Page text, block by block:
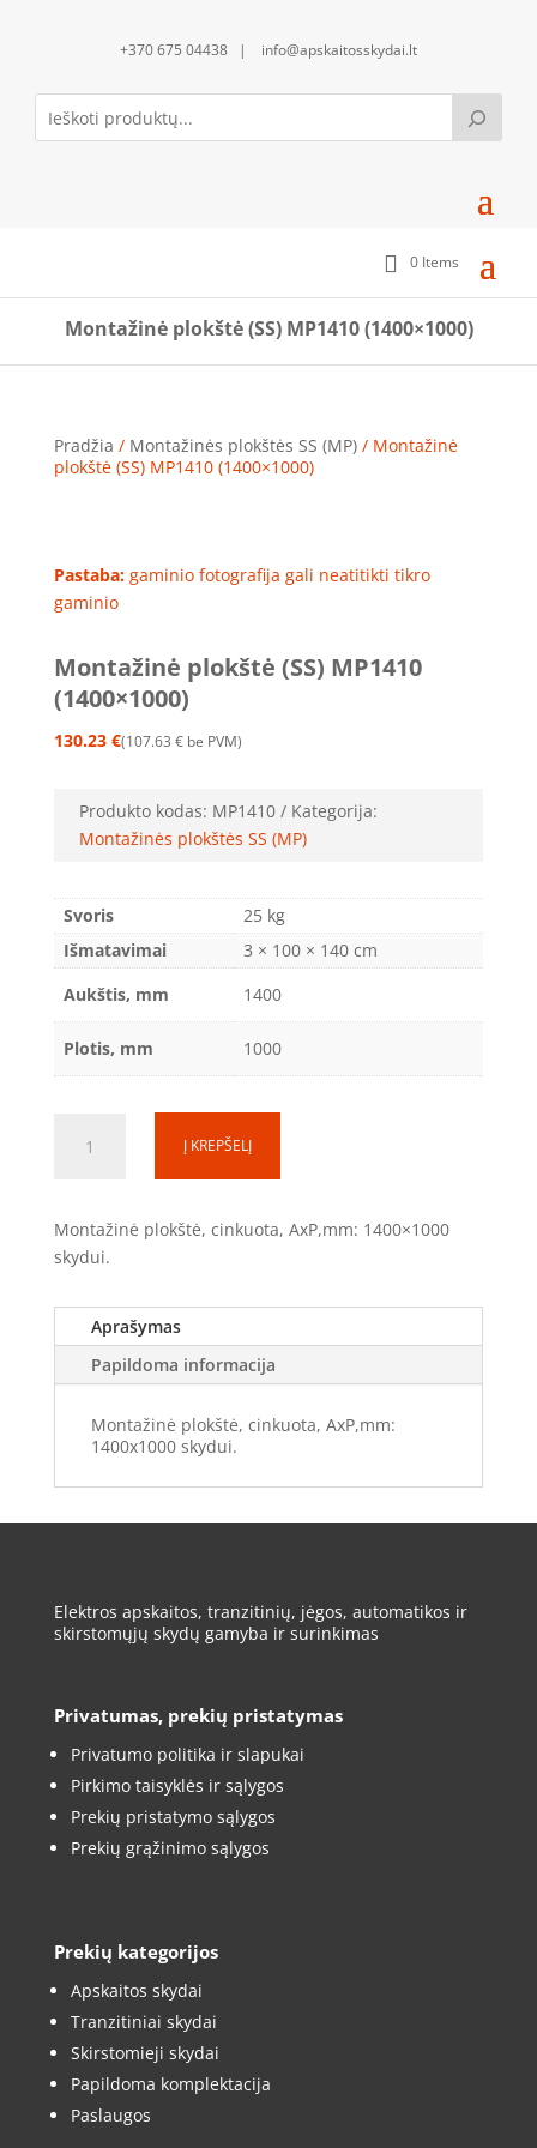
+370 675 04438 | info@apskaitosskydai.lt
0 Items
Montažinė plokštė (SS) MP1410 (1400×1000)
Pradžia / Montažinės plokštės SS (MP)/ Montažinė
plokštė (SS) MP1410 (1400×1000)
Pastaba:gaminio fotografija gali neatitikti tikro
gaminio
Montažinė plokštė (SS) MP1410
(1400×1000)
130.23 € 107.63 € be PVM
Produkto kodas: MP1410
Kategorija:
Montažinės plokštės SS (MP)
Svoris
25 kg
Išmatavimai
3 × 100 × 140 cm
Aukštis, mm
1400
Plotis, mm 1000
kiekis:
(SS)
MP1410
Į KREPŠELĮ
Montažinė plokštė, cinkuota, AxP,mm: 1400×1000
skydui.
Aprašymas
Papildoma informacija
Montažinė plokštė, cinkuota, AxP,mm:
1400x1000 skydui.
Elektros apskaitos, tranzitinių, jėgos, automatikos ir
skirstomųjų skydų gamyba ir surinkimas
Privatumas, prekių pristatymas
Privatumo politika ir slapukai
Pirkimo taisyklės ir sąlygos
Prekių pristatymo sąlygos
Prekių grąžinimo sąlygos
Prekių kategorijos
Apskaitos skydai
Tranzitiniai skydai
Skirstomieji skydai
Papildoma komplektacija
Paslaugos